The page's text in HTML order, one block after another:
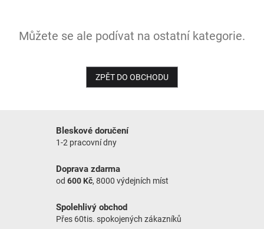
Můžete se ale podívat na ostatní kategorie.
ZPĚT DO OBCHODU
Bleskové doručení
1-2 pracovní dny
Doprava zdarma
od 600 Kč, 8000 výdejních míst
Spolehlivý obchod
Přes 60tis. spokojených zákazníků